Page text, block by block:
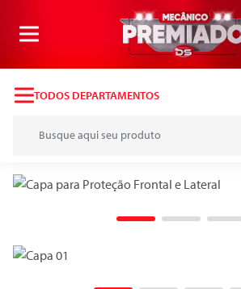
TODOS DEPARTAMENTOS
DS Mecânico